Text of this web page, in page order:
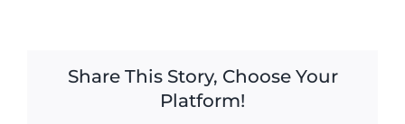
Share This Story, Choose Your
Platform!